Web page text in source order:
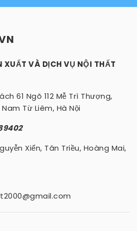
XUẤT VÀ DỊCH VỤ NỘI THẤT
61 Ngõ 112 Mễ Trì Thượng,
Từ Liêm, Hà Nội
Xiển, Tân Triều, Hoàng Mai,